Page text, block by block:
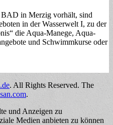
in Merzig vorhält, sind
in der Wasserwelt I, zu der
die Aqua-Manege, Aqua-
und Schwimmkurse oder
. All Rights Reserved. The
.
und Anzeigen zu
Medien anbieten zu können